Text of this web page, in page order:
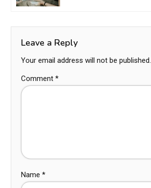
Leave a Reply
Your email address will not be published.
Comment *
Name *